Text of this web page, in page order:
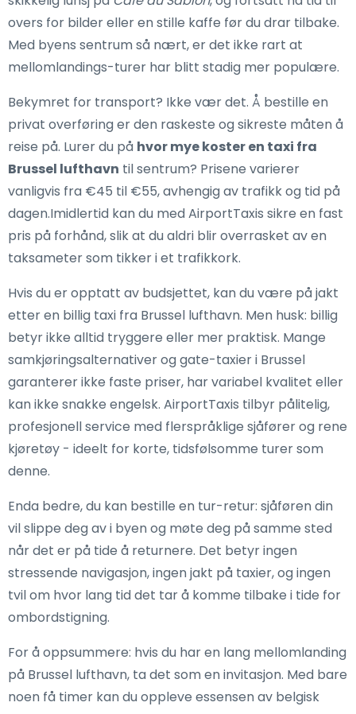
overs for bilder eller en stille kaffe før du drar tilbake.
Med byens sentrum så nært, er det ikke rart at
mellomlandings-turer har blitt stadig mer populære.
Bekymret for transport? Ikke vær det. Å bestille en
privat overføring er den raskeste og sikreste måten å
reise på. Lurer du på hvor mye koster en taxi fra
Brussel lufthavn til sentrum? Prisene varierer
vanligvis fra €45 til €55, avhengig av trafikk og tid på
dagen.Imidlertid kan du med AirportTaxis sikre en fast
pris på forhånd, slik at du aldri blir overrasket av en
taksameter som tikker i et trafikkork.
Hvis du er opptatt av budsjettet, kan du være på jakt
etter en billig taxi fra Brussel lufthavn. Men husk: billig
betyr ikke alltid tryggere eller mer praktisk. Mange
samkjøringsalternativer og gate-taxier i Brussel
garanterer ikke faste priser, har variabel kvalitet eller
kan ikke snakke engelsk. AirportTaxis tilbyr pålitelig,
profesjonell service med flerspråklige sjåfører og rene
kjøretøy - ideelt for korte, tidsfølsomme turer som
denne.
Enda bedre, du kan bestille en tur-retur: sjåføren din
vil slippe deg av i byen og møte deg på samme sted
når det er på tide å returnere. Det betyr ingen
stressende navigasjon, ingen jakt på taxier, og ingen
tvil om hvor lang tid det tar å komme tilbake i tide for
ombordstigning.
For å oppsummere: hvis du har en lang mellomlanding
på Brussel lufthavn, ta det som en invitasjon. Med bare
noen få timer kan du oppleve essensen av belgisk